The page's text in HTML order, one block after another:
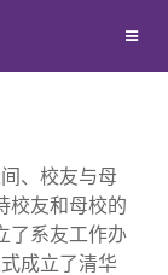
、校友与母
校友和母校的
了系友工作办
成立了清华